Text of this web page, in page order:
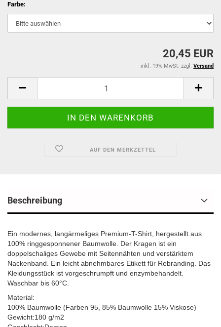
Farbe:
20,45 EUR
inkl. 19% MwSt. zzgl. Versand
AUF DEN MERKZETTEL
Beschreibung
Ein modernes, langärmeliges Premium-T-Shirt, hergestellt aus
100% ringgesponnener Baumwolle. Der Kragen ist ein
doppelschaliges Gewebe mit Seitennähten und verstärktem
Nackenband. Ein leicht abnehmbares Etikett für Rebranding. Das
Kleidungsstück ist vorgeschrumpft und enzymbehandelt.
Waschbar bis 60°C.
Material:
100% Baumwolle (Farben 95, 85% Baumwolle 15% Viskose)
Gewicht:180 g/m2